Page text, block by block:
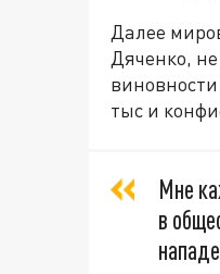
Далее
Дяченко,
тыс и
Мне
в